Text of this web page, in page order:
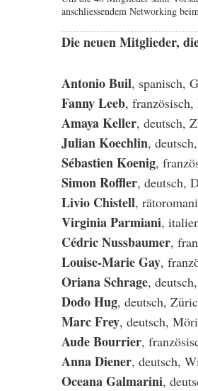
anschliessendem Networking
Die neuen Mitglieder,
Antonio Buil, spanisch,
Fanny Leeb,
Amaya Keller, deutsch,
Julian Koechlin,
Sébastien Koenig,
Simon Roffler, deutsch,
Livio Chistell,
Virginia Parmiani,
Cédric Nussbaumer,
Louise-Marie Gay,
Oriana Schrage,
Dodo Hug, deutsch,
Marc Frey, deutsch,
Aude Bourrier,
Anna Diener, deutsch,
Oceana Galmarini,